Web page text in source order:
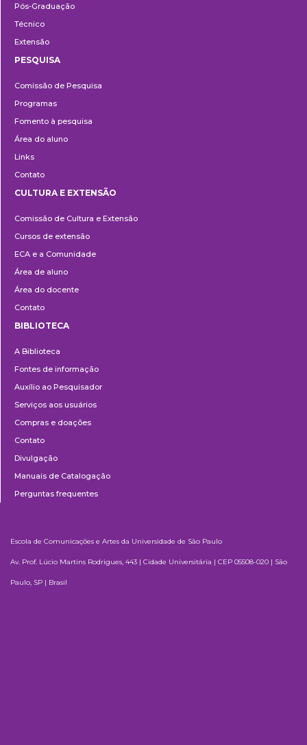
Pós-Graduação
Técnico
Extensão
PESQUISA
Comissão de Pesquisa
Programas
Fomento à pesquisa
Área do aluno
Links
Contato
e
Extensão
CULTURA E EXTENSÃO
Comissão de Cultura e Extensão
Cursos de extensão
ECA e a Comunidade
Área de aluno
Área do docente
Contato
BIBLIOTECA
A Biblioteca
Fontes de informação
Auxílio ao Pesquisador
Serviços aos usuários
Compras e doações
Contato
Divulgação
Manuais de Catalogação
Perguntas frequentes
Escola de Comunicações e Artes da Universidade de São Paulo
Av. Prof. Lúcio Martins Rodrigues, 443 | Cidade Universitária | CEP 05508-020 | São
Paulo, SP | Brasil